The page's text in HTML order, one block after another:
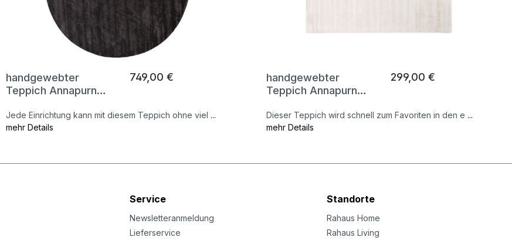
handgewebter
Teppich Annapurna
749,00 €
Jede Einrichtung kann mit diesem Teppich ohne viel ...
mehr Details
handgewebter
Teppich Annapurna
299,00 €
Dieser Teppich wird schnell zum Favoriten in den e ...
mehr Details
Service
Newsletteranmeldung
Lieferservice
Standorte
Rahaus Home
Rahaus Living